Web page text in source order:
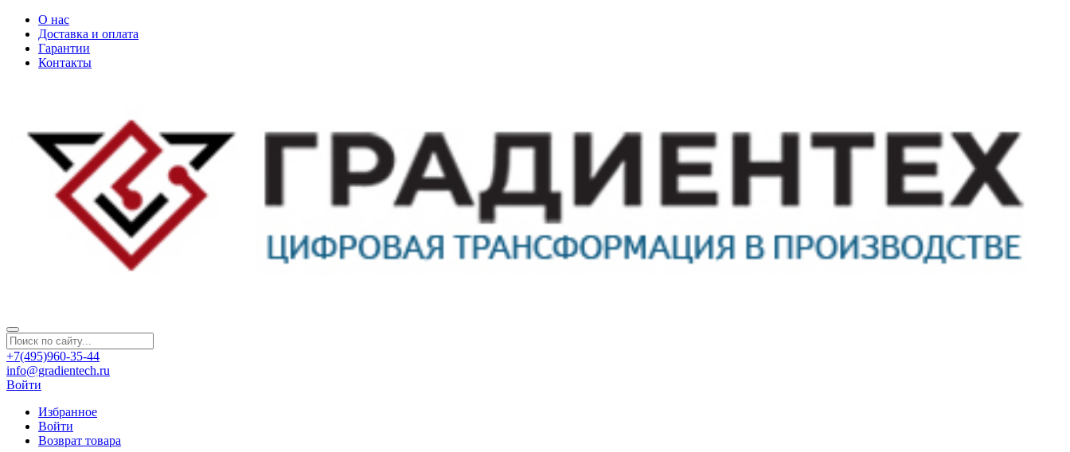
О нас
Доставка и оплата
Гарантии
Контакты
+7(495)960-35-44
info@gradientech.ru
Войти
Избранное
Войти
Возврат товара